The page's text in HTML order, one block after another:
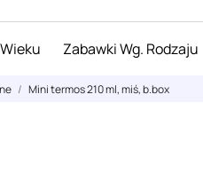
Zabawki Wg. Rodzaju
Mini termos 210 ml, miś, b.box